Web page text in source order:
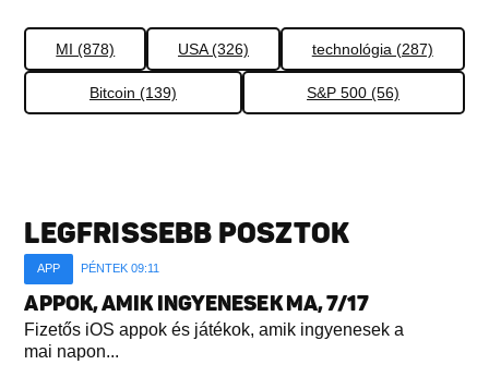
MI (878) USA (326) technológia (287)
Bitcoin (139) S&P 500 (56)
LEGFRISSEBB POSZTOK
APP PÉNTEK 09:11
APPOK, AMIK INGYENESEK MA, 7/17
Fizetős iOS appok és játékok, amik ingyenesek a
mai napon...